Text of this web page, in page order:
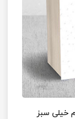
خیلی سبز